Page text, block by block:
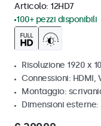
Articolo: 12HD7
100+ pezzi disponibili
Risoluzione 1920 x
Connessioni: HDMI,
Montaggio:
Dimensioni esterne: